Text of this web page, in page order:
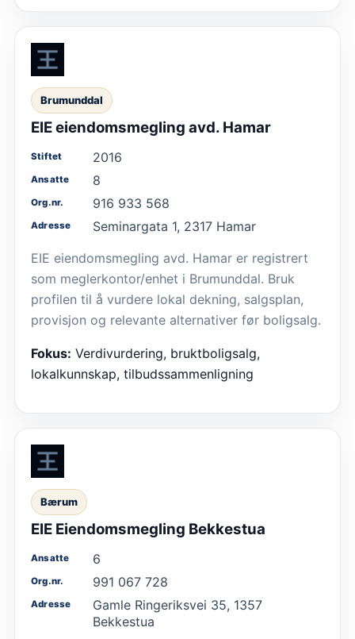
Brumunddal
EIE eiendomsmegling avd. Hamar
Stiftet 2016
Ansatte 8
Org.nr. 916 933 568
Adresse
Seminargata 1, 2317 Hamar
EIE eiendomsmegling avd. Hamar er registrert
som meglerkontor/enhet i Brumunddal. Bruk
profilen til å vurdere lokal dekning, salgsplan,
provisjon og relevante alternativer før boligsalg.
Fokus: Verdivurdering, bruktboligsalg,
lokalkunnskap, tilbudssammenligning
Bærum
EIE Eiendomsmegling Bekkestua
Ansatte 6
Org.nr. 991 067 728
Adresse
Gamle Ringeriksvei 35, 1357
Bekkestua